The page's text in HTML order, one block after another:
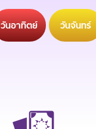
วันอาทิตย์ วันจันทร์